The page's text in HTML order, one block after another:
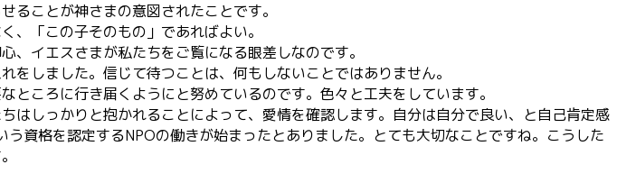
ることが神さまの意図されたことです。
、「この子そのもの」であればよい。
イエスさまが私たちをご覧になる眼差しなのです。
しました。信じて待つことは、何もしないことではありません。
ころに行き届くようにと努めているのです。色々と工夫をしています。
しっかりと抱かれることによって、愛情を確認します。自分は自分で良い、と自己肯定感
資格を認定するNPOの働きが始まったとありました。とても大切なことですね。こうした